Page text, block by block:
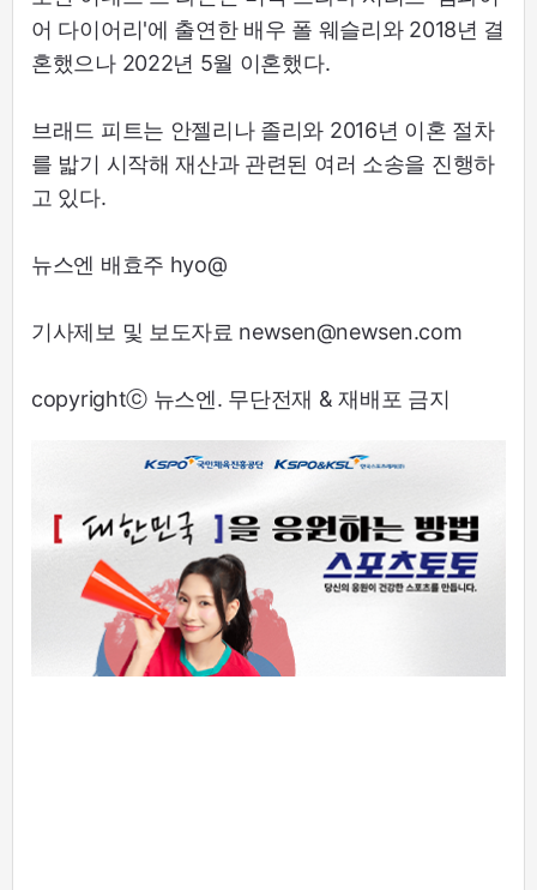
어 다이어리'에 출연한 배우 폴 웨슬리와 2018년 결
혼했으나 2022년 5월 이혼했다.
브래드 피트는 안젤리나 졸리와 2016년 이혼 절차
를 밟기 시작해 재산과 관련된 여러 소송을 진행하
고 있다.
뉴스엔 배효주 hyo@
기사제보 및 보도자료 newsen@newsen.com
copyrightⓒ 뉴스엔. 무단전재 & 재배포 금지